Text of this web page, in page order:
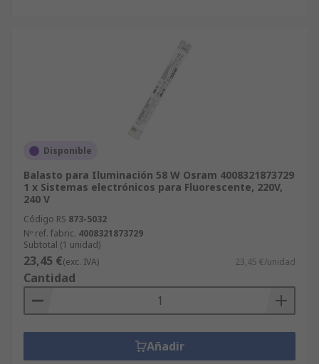
Disponible
Balasto para Iluminación 58 W Osram 4008321873729
1 x Sistemas electrónicos para Fluorescente, 220V,
240 V
Código RS 873-5032
Nº ref. fabric. 4008321873729
Subtotal (1 unidad)
23,45 €(exc. IVA) 23,45 €/unidad
Cantidad
Añadir